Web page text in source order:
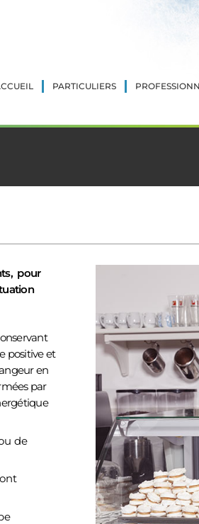
PARTICULIERS
pour
positive et
en
par
de